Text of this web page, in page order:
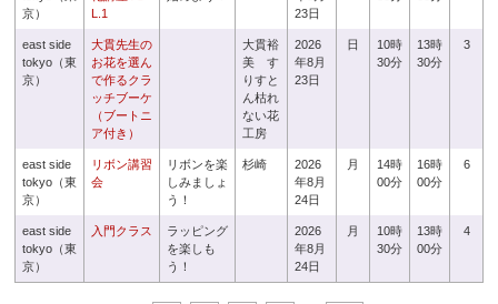
京）
L.1
23日
east side
tokyo（東
京）
大貫先生の
お花を選ん
で作るクラ
ッチブーケ
（ブートニ
ア付き）
大貫裕
美 す
りすと
ん枯れ
ない花
工房
2026
年8月
23日
日
10時
30分
13時
30分
3
east side
tokyo（東
京）
リボン講習
会
リボンを楽
しみましょ
う！
杉崎
2026
年8月
24日
月
14時
00分
16時
00分
6
east side
tokyo（東
京）
入門クラス
ラッピング
を楽しも
う！
2026
年8月
24日
月
10時
30分
13時
00分
4